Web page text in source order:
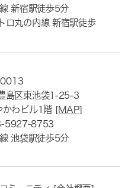
新宿駅徒歩5分
ロ丸の内線 新宿駅徒歩
島区東池袋1-25-3
かわビル1階 [MAP]
5927-8753
池袋駅徒歩5分